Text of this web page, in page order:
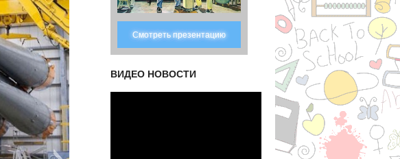
Смотреть презентацию
ВИДЕО НОВОСТИ